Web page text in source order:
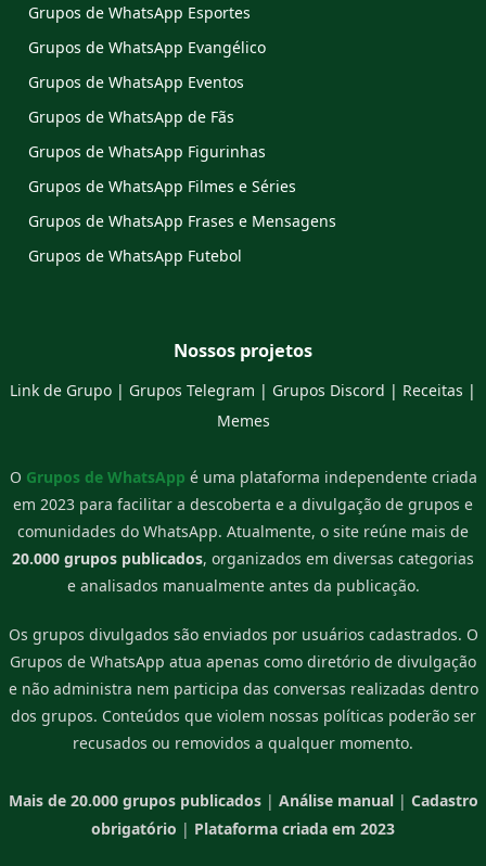
Grupos de WhatsApp Esportes
Grupos de WhatsApp Evangélico
Grupos de WhatsApp Eventos
Grupos de WhatsApp de Fãs
Grupos de WhatsApp Figurinhas
Grupos de WhatsApp Filmes e Séries
Grupos de WhatsApp Frases e Mensagens
Grupos de WhatsApp Futebol
Nossos projetos
Link de Grupo | Grupos Telegram | Grupos Discord | Receitas |
Memes
O Grupos de WhatsApp é uma plataforma independente criada
em 2023 para facilitar a descoberta e a divulgação de grupos e
comunidades do WhatsApp. Atualmente, o site reúne mais de
20.000 grupos publicados, organizados em diversas categorias
e analisados manualmente antes da publicação.
Os grupos divulgados são enviados por usuários cadastrados. O
Grupos de WhatsApp atua apenas como diretório de divulgação
e não administra nem participa das conversas realizadas dentro
dos grupos. Conteúdos que violem nossas políticas poderão ser
recusados ou removidos a qualquer momento.
Mais de 20.000 grupos publicados| Análise manual| Cadastro
obrigatório | Plataforma criada em 2023